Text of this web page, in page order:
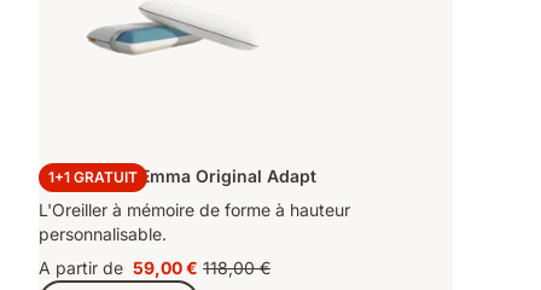
1+1 GRATUIT
2x Oreillers Emma Original Adapt
L'Oreiller à mémoire de forme à hauteur
personnalisable.
A partir de Prix
59,00 € Prix
118,00 €